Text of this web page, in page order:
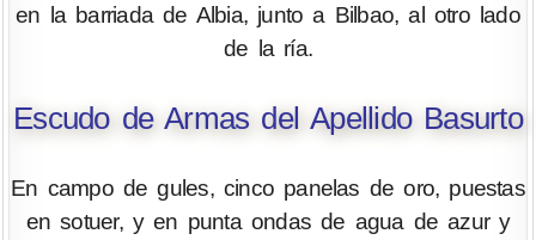
en la barriada de Albia, junto a Bilbao, al otro lado
de la ría.
Escudo de Armas del Apellido Basurto
En campo de gules, cinco panelas de oro, puestas
en sotuer, y en punta ondas de agua de azur y